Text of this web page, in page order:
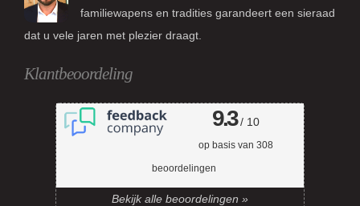
familiewapens en tradities garandeert een sieraad
dat u vele jaren met plezier draagt.
Klantbeoordeling
9.3/ 10
op basis van 308
beoordelingen
Bekijk alle beoordelingen »